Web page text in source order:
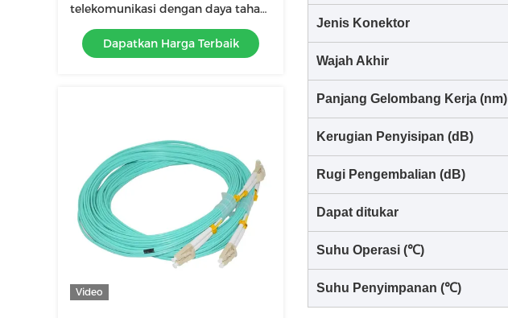
telekomunikasi dengan daya tahan
≥ 1000 kali
Dapatkan Harga Terbaik
Video
Jenis Konektor
Wajah Akhir
Panjang Gelombang Kerja (nm)
Kerugian Penyisipan (dB)
Rugi Pengembalian (dB)
Dapat ditukar
Suhu Operasi (℃)
Suhu Penyimpanan (℃)